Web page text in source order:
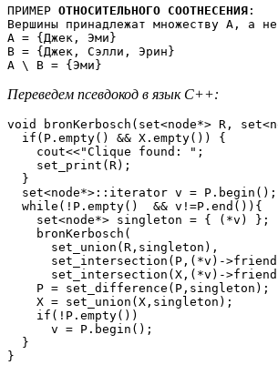
ПРИМЕР ОТНОСИТЕЛЬНОГО СООТНЕСЕНИЯ :
Вершины принадлежат множеству А, а
A = {Джек, Эми}
B = {Джек, Сэлли, Эрин}
A \ B = {Эми}
Переведем псевдокод в язык С++:
void bronKerbosch(set<node*> R,
  if(P.empty() && X.empty()) {
    cout<<"Clique found: ";
    set_print(R);
  }
  set<node*>::iterator v = P.begin();
  while(!P.empty()  && v!=P.end()){
    set<node*> singleton = { (*v) };
    bronKerbosch(
      set_union(R,singleton),
set_intersection(P,(*v)-
set_intersection(X,(*v)-
    P = set_difference(P,singleton);
    X = set_union(X,singleton);
    if(!P.empty())
      v = P.begin();
  }
}